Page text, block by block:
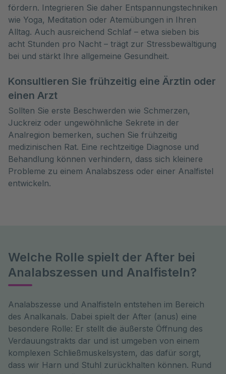
fördern. Integrieren Sie daher Entspannungstechniken
wie Yoga, Meditation oder Atemübungen in Ihren
Alltag. Auch ausreichend Schlaf – etwa sieben bis
acht Stunden pro Nacht – trägt zur Stressbewältigung
bei und stärkt Ihre allgemeine Gesundheit.
Konsultieren Sie frühzeitig eine Ärztin oder
einen Arzt
Sollten Sie erste Beschwerden wie Schmerzen,
Juckreiz oder ungewöhnliche Sekrete in der
Analregion bemerken, suchen Sie frühzeitig
medizinischen Rat. Eine rechtzeitige Diagnose und
Behandlung können verhindern, dass sich kleinere
Probleme zu einem Analabszess oder einer Analfistel
entwickeln.
Welche Rolle spielt der After bei
Analabszessen und Analfisteln?
Analabszesse und Analfisteln entstehen im Bereich
des Analkanals. Dabei spielt der After (anus) eine
besondere Rolle: Er stellt die äußerste Öffnung des
Verdauungstrakts dar und ist umgeben von einem
komplexen Schließmuskelsystem, das dafür sorgt,
dass wir Harn und Stuhl zurückhalten können. Rund